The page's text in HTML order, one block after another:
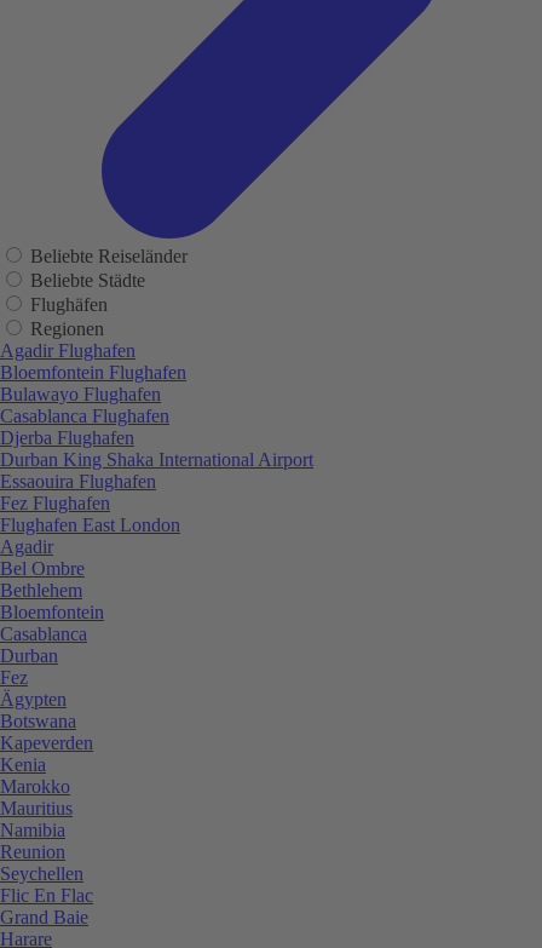
Beliebte Reiseländer
Beliebte Städte
Flughäfen
Regionen
Agadir Flughafen
Bloemfontein Flughafen
Bulawayo Flughafen
Casablanca Flughafen
Djerba Flughafen
Durban King Shaka International Airport
Essaouira Flughafen
Fez Flughafen
Flughafen East London
Agadir
Bel Ombre
Bethlehem
Bloemfontein
Casablanca
Durban
Fez
Ägypten
Botswana
Kapeverden
Kenia
Marokko
Mauritius
Namibia
Reunion
Seychellen
Flic En Flac
Grand Baie
Harare